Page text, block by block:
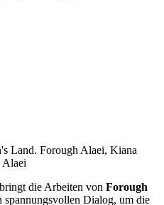
Land. Forough Alaei, Kiana
Alaei
die Arbeiten von Forough
spannungsvollen Dialog, um die